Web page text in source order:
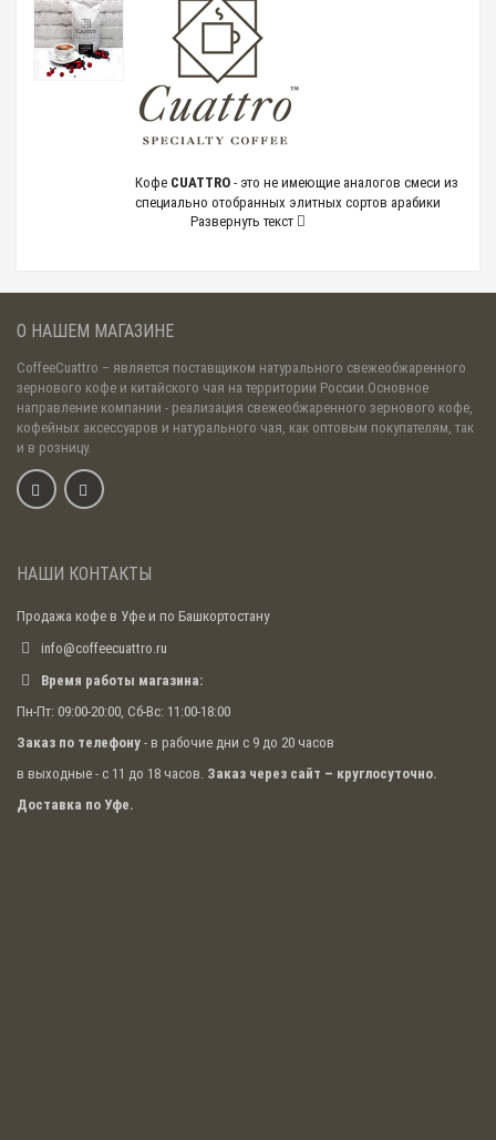
Кофе CUATTRO - это не имеющие аналогов смеси из
специально отобранных элитных сортов арабики
класса Specialty Coffee (особый состав
CUATTRO.
свежеобжаренным в соответствии со стандартом
Specialty Coffee.
КОФЕ В ЗЕРНАХ CUATTRO ПО
покупки Вам может быть
предоставлена специальная
цена на кофе!
При больших разовых объемах
скидка устанавливается
Размер индивидуальной скидки
на кофе в зернах Вы можете
Развернуть текст
О НАШЕМ МАГАЗИНЕ
CoffeeCuattro – является поставщиком натурального свежеобжаренного
зернового кофе и китайского чая на территории России.Основное
направление компании - реализация свежеобжаренного зернового кофе,
кофейных аксессуаров и натурального чая, как оптовым покупателям, так
и в розницу.
НАШИ КОНТАКТЫ
Продажа кофе в Уфе и по Башкортостану
info@coffeecuattro.ru
Время работы магазина:
Пн-Пт: 09:00-20:00, Сб-Вс: 11:00-18:00
Заказ по телефону - в рабочие дни с 9 до 20 часов
в выходные - с 11 до 18 часов. Заказ через сайт – круглосуточно.
Доставка по Уфе.